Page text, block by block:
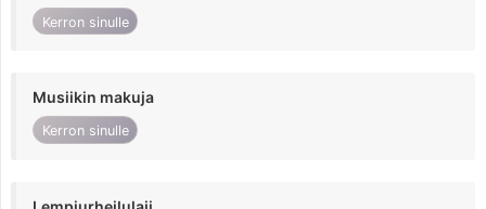
Kerron sinulle
Musiikin makuja
Kerron sinulle